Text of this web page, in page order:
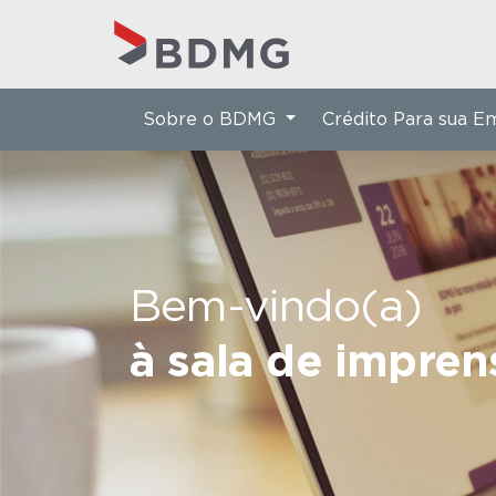
Bem-vindo(a)
à sala de
Sobre o BDMG Crédito Para sua